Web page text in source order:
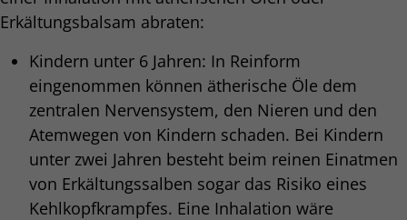
Erkältungsbalsam abraten:
Kindern unter 6 Jahren: In Reinform
eingenommen können ätherische Öle dem
zentralen Nervensystem, den Nieren und den
Atemwegen von Kindern schaden. Bei Kindern
unter zwei Jahren besteht beim reinen Einatmen
von Erkältungssalben sogar das Risiko eines
Kehlkopfkrampfes. Eine Inhalation wäre